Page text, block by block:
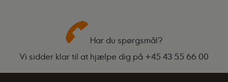
Har du spørgsmål?
Vi sidder klar til at hjælpe dig på +45 43 55 66 00